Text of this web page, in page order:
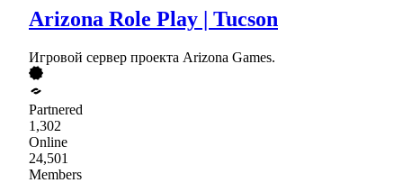
Arizona Role Play | Tucson
Игровой сервер проекта Arizona Games.
Partnered
1,302
Online
24,501
Members